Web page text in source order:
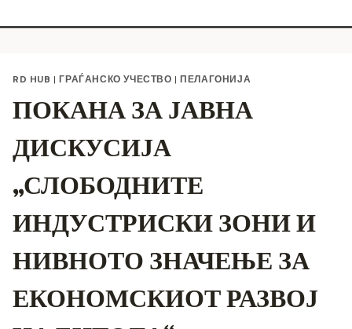
RD HUB |ГРАЃАНСКО УЧЕСТВО |ПЕЛАГОНИЈА
ПОКАНА ЗА ЈАВНА
ДИСКУСИЈА
„СЛОБОДНИТЕ
ИНДУСТРИСКИ ЗОНИ И
НИВНОТО ЗНАЧЕЊЕ ЗА
ЕКОНОМСКИОТ РАЗВОЈ